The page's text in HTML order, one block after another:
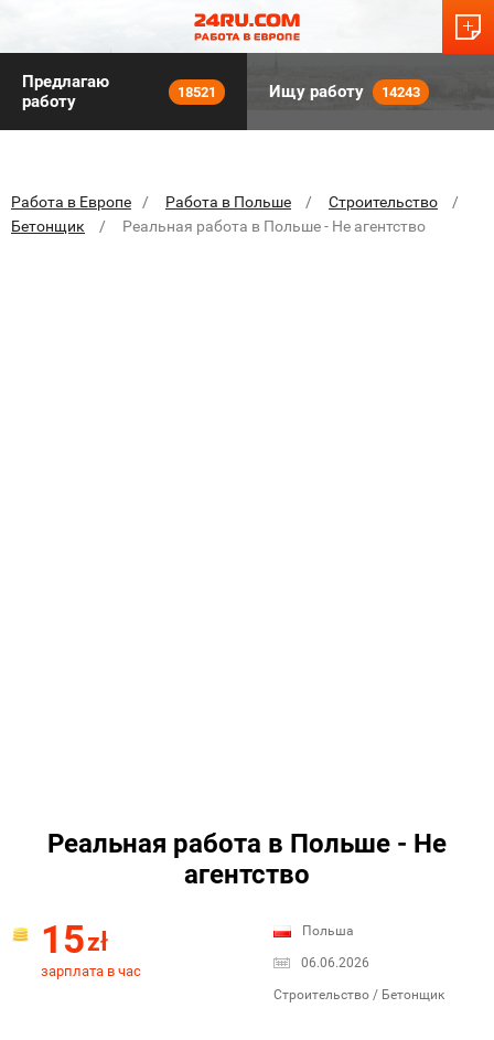
Предлагаю
работу
18521 Ищу работу 14243
Работа в Европе Работа в Польше
Строительство
Бетонщик
Реальная работа в Польше - Не агентство
Реальная работа в Польше - Не
агентство
15zł
зарплата в час
Польша
06.06.2026
Строительство / Бетонщик